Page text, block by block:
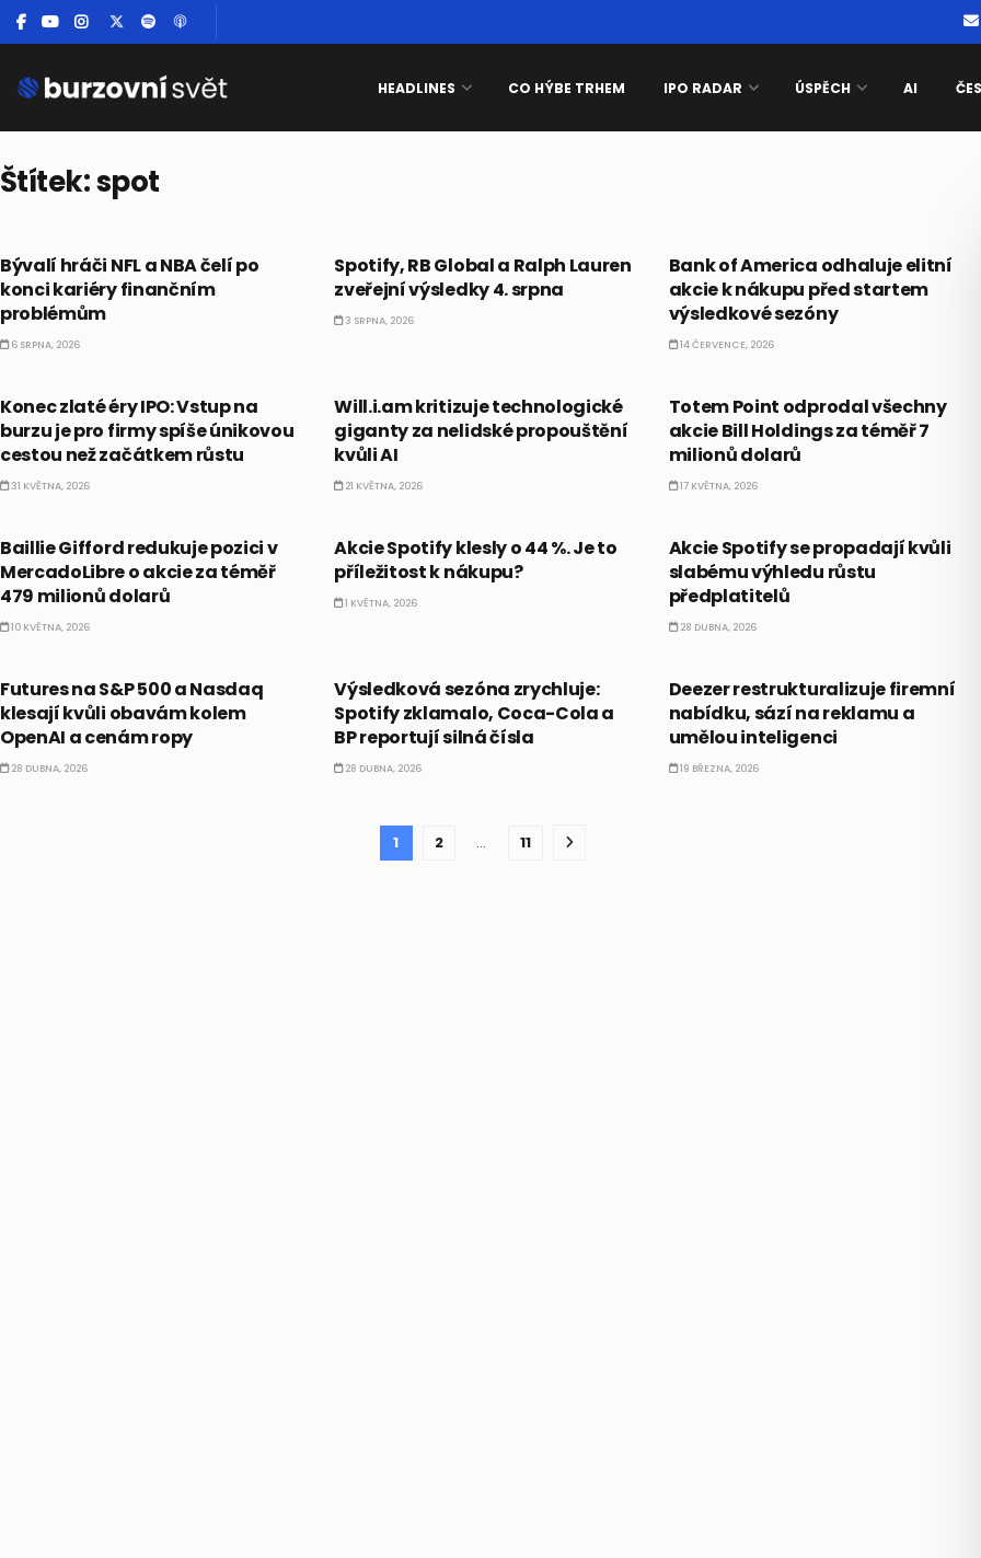
HEADLINES CO HÝBE TRHEM IPO RADAR ÚSPĚCH AI
Štítek:spot
Bývalí hráči NFL a NBA čelí po
konci kariéry finančním
problémům
6 SRPNA, 2026
Spotify, RB Global a Ralph Lauren
zveřejní výsledky 4. srpna
3 SRPNA, 2026
Bank of America odhaluje elitní
akcie k nákupu před startem
výsledkové sezóny
14 ČERVENCE, 2026
Konec zlaté éry IPO: Vstup na
burzu je pro firmy spíše únikovou
cestou než začátkem růstu
31 KVĚTNA, 2026
Will.i.am kritizuje technologické
giganty za nelidské propouštění
kvůli AI
21 KVĚTNA, 2026
Totem Point odprodal všechny
akcie Bill Holdings za téměř 7
milionů dolarů
17 KVĚTNA, 2026
Baillie Gifford redukuje pozici v
MercadoLibre o akcie za téměř
479 milionů dolarů
10 KVĚTNA, 2026
Akcie Spotify klesly o 44 %. Je to
příležitost k nákupu?
1 KVĚTNA, 2026
Akcie Spotify se propadají kvůli
slabému výhledu růstu
předplatitelů
28 DUBNA, 2026
Futures na S&P 500 a Nasdaq
klesají kvůli obavám kolem
OpenAI a cenám ropy
28 DUBNA, 2026
Výsledková sezóna zrychluje:
Spotify zklamalo, Coca-Cola a
BP reportují silná čísla
28 DUBNA, 2026
Deezer restrukturalizuje firemní
nabídku, sází na reklamu a
umělou inteligenci
19 BŘEZNA, 2026
1 2 … 11